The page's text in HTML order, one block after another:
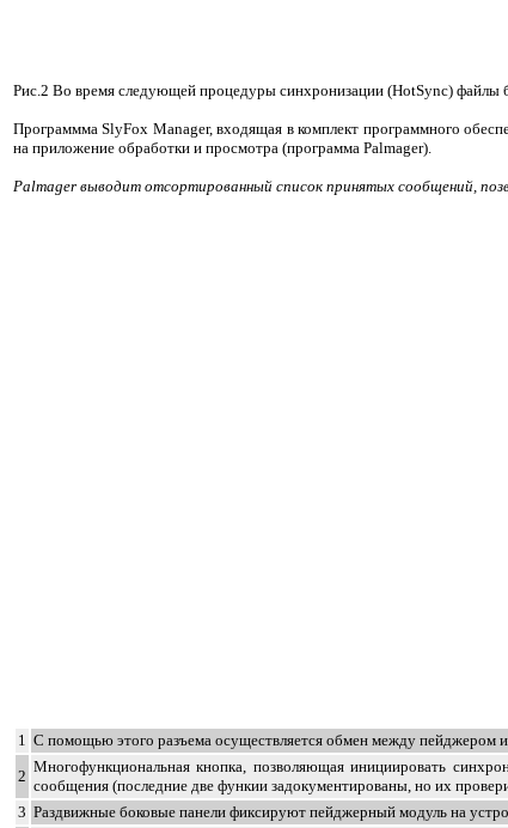
Рис.2 Во время следующей процедуры синхронизации (HotSync) файлы
Программма SlyFox Manager, входящая в комплект программного
на приложение обработки и просмотра (программа Palmager).
Palmager выводит отсортированный список принятых сообщений,
1 С помощью этого разъема осуществляется обмен между пейджером
2
Многофункциональная кнопка, позволяющая инициировать
сообщения (последние две функии задокументированы, но их
3 Раздвижные боковые панели фиксируют пейджерный модуль на